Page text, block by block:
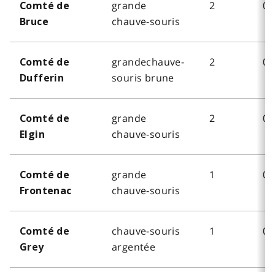
Comté de
Bruce
grande
chauve-souris
2 0
Comté de
Dufferin
grandechauve-
souris brune
2 0
Comté de
Elgin
grande
chauve-souris
2 0
Comté de
Frontenac
grande
chauve-souris
1 0
Comté de
Grey
chauve-souris
argentée
1 0